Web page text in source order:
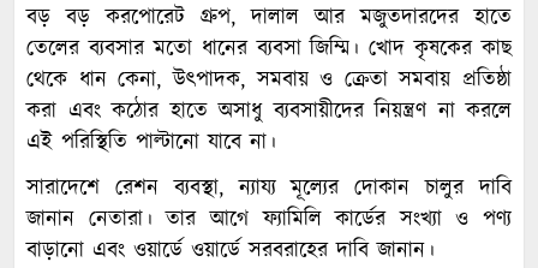
বড় বড় করপোরেট গ্রুপ, দালাল আর মজুতদারদের হাতে
তেলের ব্যবসার মতো ধানের ব্যবসা জিম্মি। খোদ কৃষকের কাছ
থেকে ধান কেনা, উৎপাদক, সমবায় ও ক্রেতা সমবায় প্রতিষ্ঠা
করা এবং কঠোর হাতে অসাধু ব্যবসায়ীদের নিয়ন্ত্রণ না করলে
এই পরিস্থিতি পাল্টানো যাবে না।
সারাদেশে রেশন ব্যবস্থা, ন্যায্য মূল্যের দোকান চালুর দাবি
জানান নেতারা। তার আগে ফ্যামিলি কার্ডের সংখ্যা ও পণ্য
বাড়ানো এবং ওয়ার্ডে ওয়ার্ডে সরবরাহের দাবি জানান।